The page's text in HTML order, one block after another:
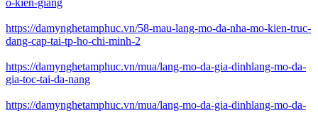
o-kien-giang
https://damynghetamphuc.vn/58-mau-lang-mo-da-nha-mo-kien-truc-
dang-cap-tai-tp-ho-chi-minh-2
https://damynghetamphuc.vn/mua/lang-mo-da-gia-dinhlang-mo-da-
gia-toc-tai-da-nang
https://damynghetamphuc.vn/mua/lang-mo-da-gia-dinhlang-mo-da-